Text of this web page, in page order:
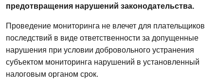
предотвращения нарушений законодательства.
Проведение мониторинга не влечет для плательщиков
последствий в виде ответственности за допущенные
нарушения при условии добровольного устранения
субъектом мониторинга нарушений в установленный
налоговым органом срок.